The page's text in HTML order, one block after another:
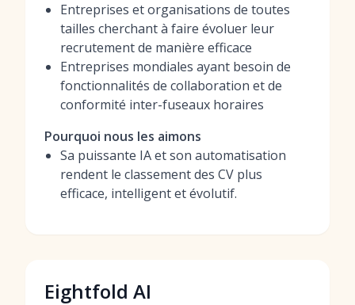
Entreprises et organisations de toutes
tailles cherchant à faire évoluer leur
recrutement de manière efficace
Entreprises mondiales ayant besoin de
fonctionnalités de collaboration et de
conformité inter-fuseaux horaires
Pourquoi nous les aimons
Sa puissante IA et son automatisation
rendent le classement des CV plus
efficace, intelligent et évolutif.
Eightfold AI